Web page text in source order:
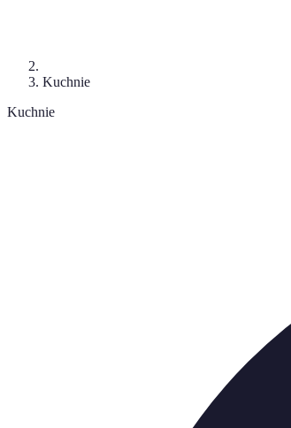
Kuchnie
Kuchnie